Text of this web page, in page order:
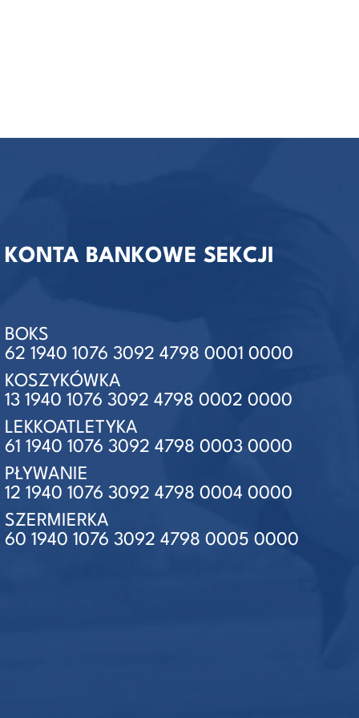
KONTA BANKOWE SEKCJI
BOKS
62 1940 1076 3092 4798 0001 0000
KOSZYKÓWKA
13 1940 1076 3092 4798 0002 0000
LEKKOATLETYKA
61 1940 1076 3092 4798 0003 0000
PŁYWANIE
12 1940 1076 3092 4798 0004 0000
SZERMIERKA
60 1940 1076 3092 4798 0005 0000